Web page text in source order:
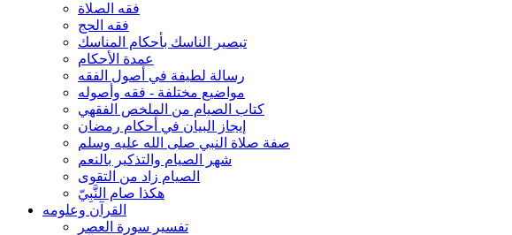
فقه الصلاة
فقه الحج
تبصير الناسك بأحكام المناسك
عمدة الأحكام
رسالة لطيفة في أصول الفقه
مواضيع مختلفة - فقه وأصوله
كتاب الصيام من الملخص الفقهي
إيجاز البيان في أحكام رمضان
صفة صلاة النبي صلى الله عليه وسلم
شهر الصيام والتذكير بالنعم
الصيام زاد من التقوى
هكذا صام النَّبِيّ
القرآن وعلومه
تفسير سورة العصر